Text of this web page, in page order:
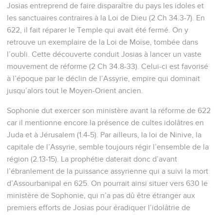
Josias entreprend de faire disparaître du pays les idoles et
les sanctuaires contraires à la Loi de Dieu (2 Ch 34.3-7). En
622, il fait réparer le Temple qui avait été fermé. On y
retrouve un exemplaire de la Loi de Moïse, tombée dans
l’oubli. Cette découverte conduit Josias à lancer un vaste
mouvement de réforme (2 Ch 34.8-33). Celui-ci est favorisé
à l’époque par le déclin de l’Assyrie, empire qui dominait
jusqu’alors tout le Moyen-Orient ancien.
Sophonie dut exercer son ministère avant la réforme de 622
car il mentionne encore la présence de cultes idolâtres en
Juda et à Jérusalem (1.4-5). Par ailleurs, la loi de Ninive, la
capitale de l’Assyrie, semble toujours régir l’ensemble de la
région (2.13-15). La prophétie daterait donc d’avant
l’ébranlement de la puissance assyrienne qui a suivi la mort
d’Assourbanipal en 625. On pourrait ainsi situer vers 630 le
ministère de Sophonie, qui n’a pas dû être étranger aux
premiers efforts de Josias pour éradiquer l’idolâtrie de